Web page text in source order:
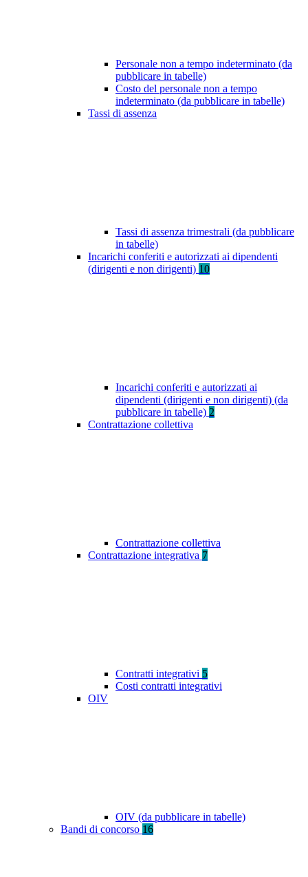
Personale non a tempo indeterminato (da
pubblicare in tabelle)
Costo del personale non a tempo
indeterminato (da pubblicare in tabelle)
Tassi di assenza
Tassi di assenza trimestrali (da pubblicare
in tabelle)
Incarichi conferiti e autorizzati ai dipendenti
(dirigenti e non dirigenti) 10
Incarichi conferiti e autorizzati ai
dipendenti (dirigenti e non dirigenti) (da
pubblicare in tabelle) 2
Contrattazione collettiva
Contrattazione collettiva
Contrattazione integrativa 7
Contratti integrativi 5
Costi contratti integrativi
OIV
OIV (da pubblicare in tabelle)
Bandi di concorso 16